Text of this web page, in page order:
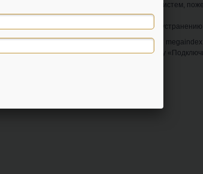
всех этапах, с учетом требований поисковых систем,
наличие ошибок и дадут рекомендации по их устранению
менеджер», нужно войти на сайт
«Персональный менеджер» нажать кнопку
и стратегия по продвижению.